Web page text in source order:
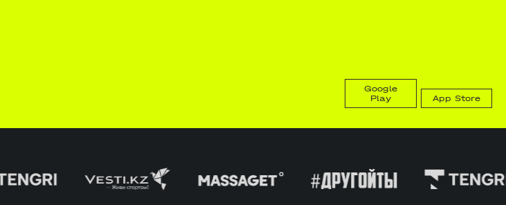
Google
Play
App Store